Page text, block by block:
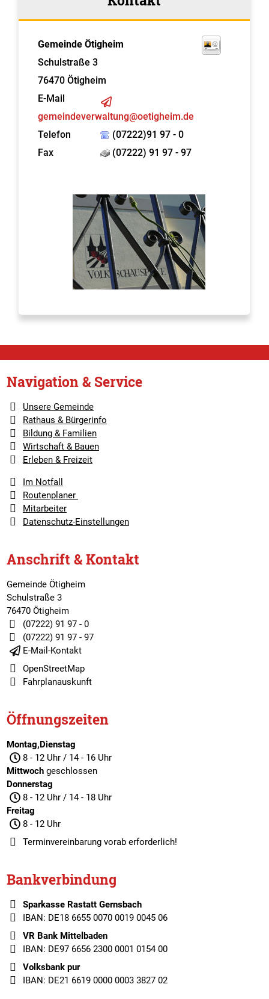
Gemeinde Ötigheim
Schulstraße 3
76470 Ötigheim
E-Mail
gemeindeverwaltung@oetigheim.de
Telefon
(07222)91 97 - 0
Fax
(07222) 91 97 - 97
Navigation & Service
Unsere Gemeinde
Rathaus & Bürgerinfo
Bildung & Familien
Wirtschaft & Bauen
Erleben & Freizeit
Im Notfall
Routenplaner
Mitarbeiter
Datenschutz-Einstellungen
Anschrift & Kontakt
Gemeinde Ötigheim
Schulstraße 3
76470 Ötigheim
(07222) 91 97 - 0
(07222) 91 97 - 97
E-Mail-Kontakt
OpenStreetMap
Fahrplanauskunft
Öffnungszeiten
Montag,Dienstag
8 - 12 Uhr / 14 - 16 Uhr
Mittwochgeschlossen
Donnerstag
8 - 12 Uhr / 14 - 18 Uhr
Freitag
8 - 12 Uhr
Terminvereinbarungvorab erforderlich!
Bankverbindung
Sparkasse Rastatt Gernsbach
IBAN: DE18 6655 0070 0019 0045 06
VR Bank Mittelbaden
IBAN: DE97 6656 2300 0001 0154 00
Volksbank pur
IBAN: DE21 6619 0000 0003 3827 02